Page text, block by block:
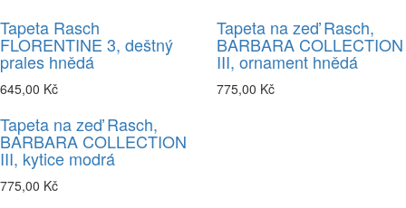
Tapeta Rasch
FLORENTINE 3, deštný
prales hnědá
645,00 Kč
Tapeta na zeď Rasch,
BARBARA COLLECTION
III, ornament hnědá
775,00 Kč
Tapeta na zeď Rasch,
BARBARA COLLECTION
III, kytice modrá
775,00 Kč